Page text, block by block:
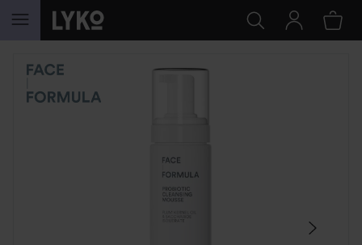
HOPPA TILL INNEHÅLLET
HOPPA ÖVER SEKTIONEN